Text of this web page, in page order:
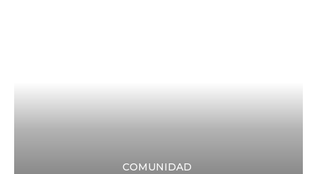
COMUNIDAD